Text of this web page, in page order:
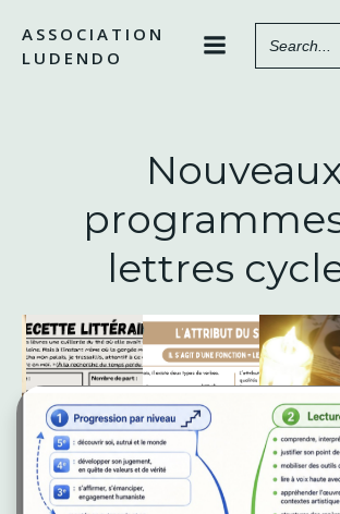
contenu
ASSOCIATION
LUDENDO
lettres